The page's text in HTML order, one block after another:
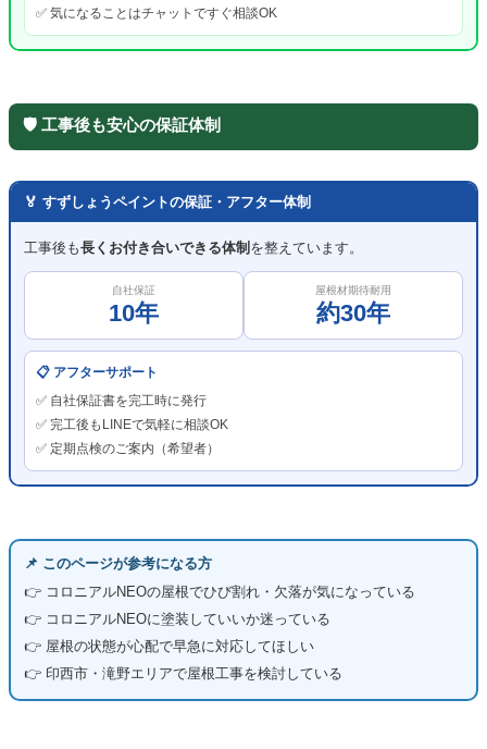
✅ 気になることはチャットですぐ相談OK
🛡️ 工事後も安心の保証体制
🏅 すずしょうペイントの保証・アフター体制
工事後も長くお付き合いできる体制 を整えています。
自社保証
10年
屋根材期待耐用
約30年
📋 アフターサポート
✅ 自社保証書を完工時に発行
✅ 完工後もLINEで気軽に相談OK
✅ 定期点検のご案内（希望者）
📌 このページが参考になる方
👉 コロニアルNEOの屋根でひび割れ・欠落が気になっている
👉 コロニアルNEOに塗装していいか迷っている
👉 屋根の状態が心配で早急に対応してほしい
👉 印西市・滝野エリアで屋根工事を検討している